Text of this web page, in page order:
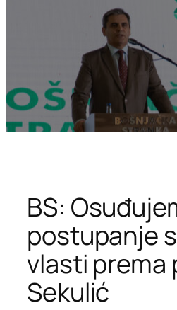
BS:
postupanje
vlasti prema
Sekulić